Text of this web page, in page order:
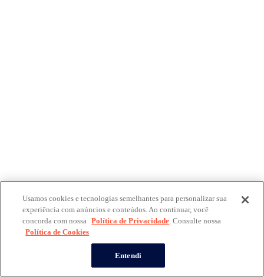
Usamos cookies e tecnologias semelhantes para personalizar sua
experiência com anúncios e conteúdos. Ao continuar, você
concorda com nossa Política de Privacidade. Consulte nossa
Política de Cookies
Entendi